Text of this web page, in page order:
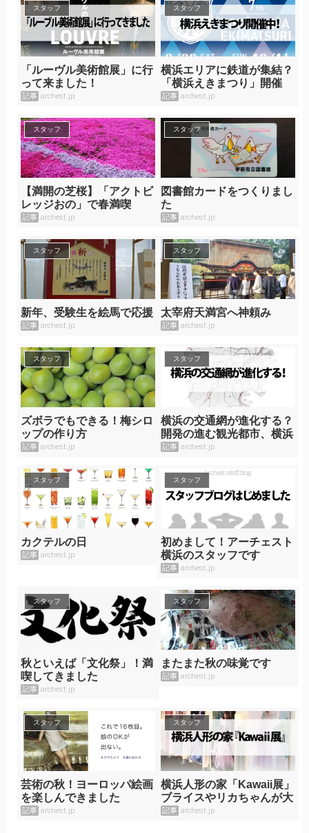
スタッフ
「ルーヴル美術館展」に行
って来ました！
記事 archest.jp
スタッフ
横浜エリアに鉄道が集結？
「横浜えきまつり」開催
中！
記事 archest.jp
スタッフ
【満開の芝桜】「アクトビ
レッジおの」で春満喫
記事 archest.jp
スタッフ
図書館カードをつくりまし
た
記事 archest.jp
スタッフ
新年、受験生を絵馬で応援
記事 archest.jp
スタッフ
太宰府天満宮へ神頼み
記事 archest.jp
スタッフ
ズボラでもできる！梅シロ
ップの作り方
記事 archest.jp
スタッフ
横浜の交通網が進化する？
開発の進む観光都市、横浜
記事 archest.jp
スタッフ
カクテルの日
記事 archest.jp
スタッフ
初めまして！アーチェスト
横浜のスタッフです
記事 archest.jp
スタッフ
秋といえば「文化祭」！満
喫してきました
記事 archest.jp
スタッフ
またまた秋の味覚です
記事 archest.jp
スタッフ
芸術の秋！ヨーロッパ絵画
を楽しんできました
記事 archest.jp
スタッフ
横浜人形の家「Kawaii展」
ブライスやリカちゃんが大
集合！
記事 archest.jp